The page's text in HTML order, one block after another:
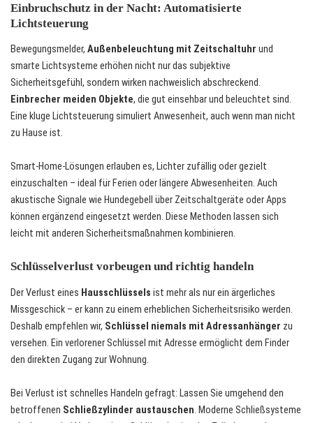
Einbruchschutz in der Nacht: Automatisierte
Lichtsteuerung
Bewegungsmelder, Außenbeleuchtung mit Zeitschaltuhr und
smarte Lichtsysteme erhöhen nicht nur das subjektive
Sicherheitsgefühl, sondern wirken nachweislich abschreckend.
Einbrecher meiden Objekte, die gut einsehbar und beleuchtet sind.
Eine kluge Lichtsteuerung simuliert Anwesenheit, auch wenn man nicht
zu Hause ist.
Smart-Home-Lösungen erlauben es, Lichter zufällig oder gezielt
einzuschalten – ideal für Ferien oder längere Abwesenheiten. Auch
akustische Signale wie Hundegebell über Zeitschaltgeräte oder Apps
können ergänzend eingesetzt werden. Diese Methoden lassen sich
leicht mit anderen Sicherheitsmaßnahmen kombinieren.
Schlüsselverlust vorbeugen und richtig handeln
Der Verlust eines Hausschlüssels ist mehr als nur ein ärgerliches
Missgeschick – er kann zu einem erheblichen Sicherheitsrisiko werden.
Deshalb empfehlen wir, Schlüssel niemals mit Adressanhänger zu
versehen. Ein verlorener Schlüssel mit Adresse ermöglicht dem Finder
den direkten Zugang zur Wohnung.
Bei Verlust ist schnelles Handeln gefragt: Lassen Sie umgehend den
betroffenen Schließzylinder austauschen. Moderne Schließsysteme